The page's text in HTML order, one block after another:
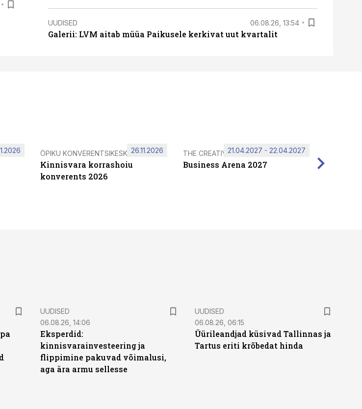
UUDISED 06.08.26, 13:54
Galerii: LVM aitab müüa Paikusele kerkivat uut kvartalit
ÖPIKU KONVERENTSIKESKUS
Kinnisvara korrashoiu
konverents 2026
26.11.2026 THE CREATIVE HUB
Business Arena 2027
21.04.2027 - 22.04.2027
UUDISED
06.08.26, 14:06
Eksperdid:
kinnisvarainvesteering ja
flippimine pakuvad võimalusi,
aga ära armu sellesse
UUDISED
06.08.26, 06:15
Üürileandjad küsivad Tallinnas ja
Tartus eriti krõbedat hinda